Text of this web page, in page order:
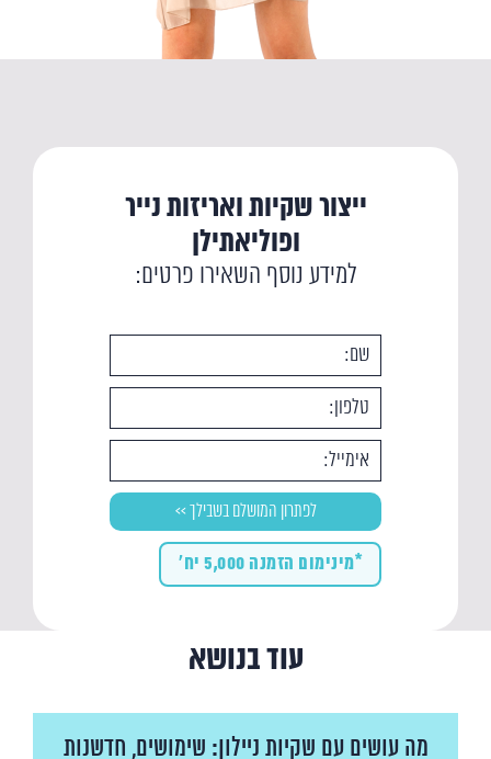
ייצור שקיות ואריזות נייר
ופוליאתילן
למידע נוסף השאירו פרטים:
*מינימום הזמנה 5,000 יח'
עוד בנושא
מה עושים עם שקיות ניילון: שימושים, חדשנות